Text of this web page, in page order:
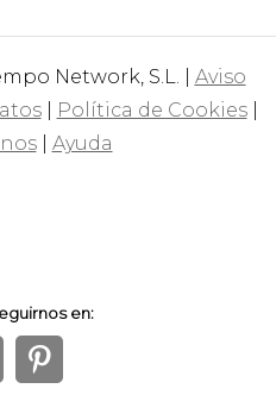
Network, S.L. | Aviso
| Política de Cookies|
| Ayuda
en:
1